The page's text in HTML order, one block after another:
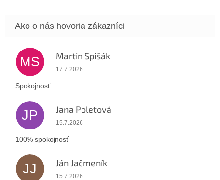
MS Martin Spišák
Hodnotenie obchodu je 5 z 5 hviezdičiek.
17.7.2026
Spokojnosť
JP Jana Poletová
Hodnotenie obchodu je 5 z 5 hviezdičiek.
15.7.2026
100% spokojnosť
JJ Ján Jačmeník
Hodnotenie obchodu je 5 z 5 hviezdičiek.
15.7.2026